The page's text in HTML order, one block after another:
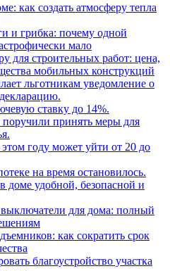
как создать атмосферу тепла
и грибка: почему одной
мало
для строительных работ: цена,
мобильных конструкций
льготникам уведомление о
ставку до 14%.
принять меры для
году может уйти от 20 до
на время остановилось.
доме удобной, безопасной и
для дома: полный
как сократить срок
благоустройство участка